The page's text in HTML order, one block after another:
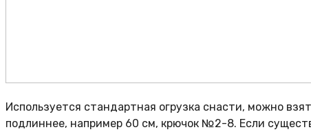
Используется стандартная огрузка снасти, можно
подлиннее, например 60 см, крючок №2-8. Если